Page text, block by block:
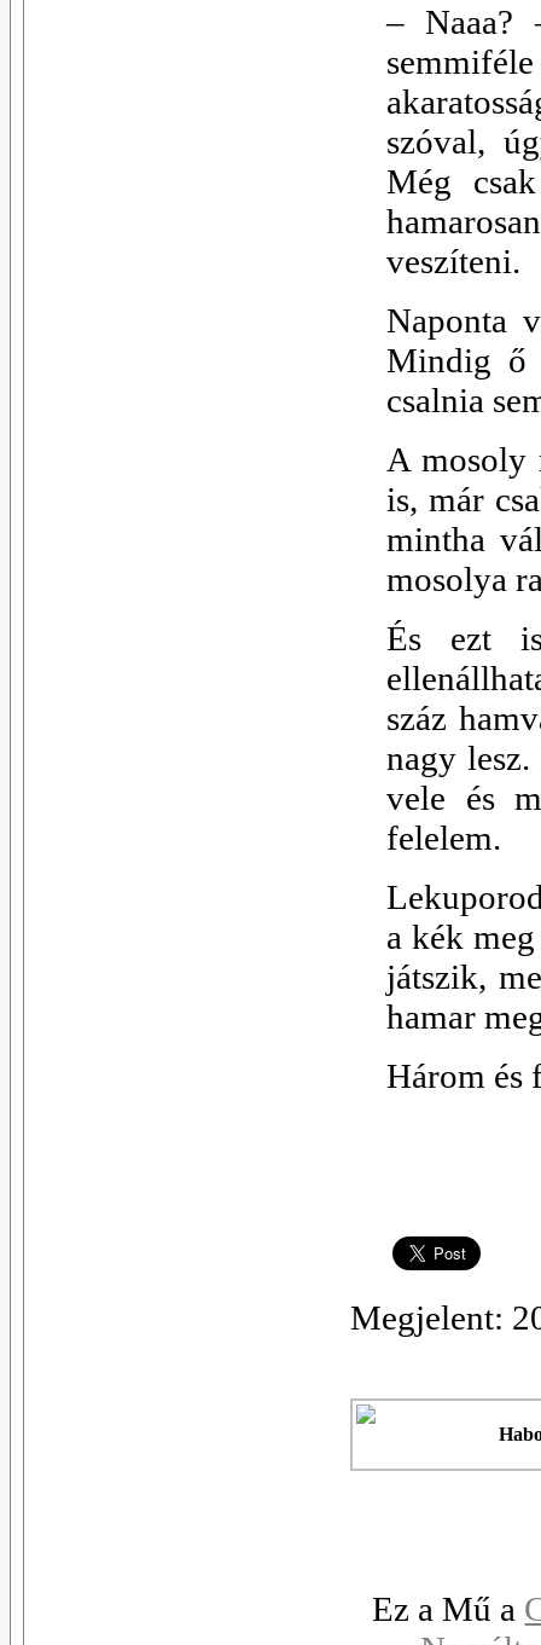
–Naaa?
szóval,
Még
veszíteni.
Naponta
Mindig ő
csalnia
A mosoly
is, már
mintha
mosolya
És ezt
száz
nagy
vele és
felelem.
a kék
játszik,
hamar
Három és
Megjelent:
Ez a Mű a